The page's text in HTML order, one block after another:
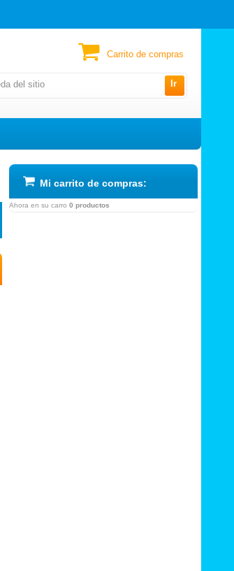
Ir
Carrito de compras
Mi carrito de compras:
Ahora en su carro 0 productos